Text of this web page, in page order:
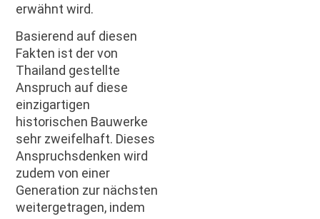
erwähnt wird.
Basierend auf diesen
Fakten ist der von
Thailand gestellte
Anspruch auf diese
einzigartigen
historischen Bauwerke
sehr zweifelhaft. Dieses
Anspruchsdenken wird
zudem von einer
Generation zur nächsten
weitergetragen, indem